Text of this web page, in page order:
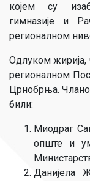
којем су
гимназије и
регионалном
Одлуком жирија,
регионалном
Црнобрња.
били:
Миодраг
опште и
Данијела